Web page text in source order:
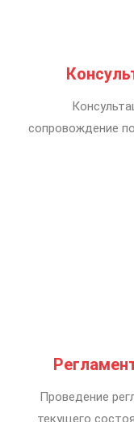
сопровождение
Проведение
текущего